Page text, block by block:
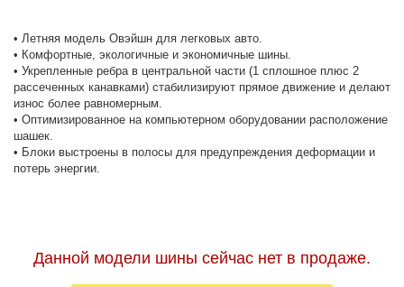
• Летняя модель Овэйшн для легковых авто.
• Комфортные, экологичные и экономичные шины.
• Укрепленные ребра в центральной части (1 сплошное плюс 2
рассеченных канавками) стабилизируют прямое движение и делают
износ более равномерным.
• Оптимизированное на компьютерном оборудовании расположение
шашек.
• Блоки выстроены в полосы для предупреждения деформации и
потерь энергии.
Данной модели шины сейчас нет в продаже.